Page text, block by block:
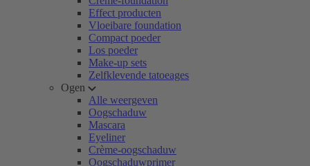
Effect producten
Vloeibare foundation
Compact poeder
Los poeder
Make-up sets
Zelfklevende tatoeages
Ogen
Alle weergeven
Oogschaduw
Mascara
Eyeliner
Crème-oogschaduw
Oogschaduwprimer